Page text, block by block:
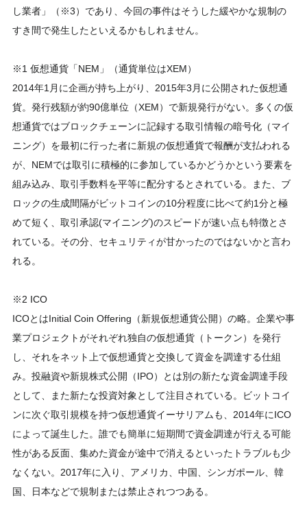
し業者」（※3）であり、今回の事件はそうした緩やかな規制の
すき間で発生したといえるかもしれません。
※1 仮想通貨「NEM」（通貨単位はXEM）
2014年1月に企画が持ち上がり、2015年3月に公開された仮想通
貨。発行残額が約90億単位（XEM）で新規発行がない。多くの仮
想通貨ではブロックチェーンに記録する取引情報の暗号化（マイ
ニング）を最初に行った者に新規の仮想通貨で報酬が支払われる
が、NEMでは取引に積極的に参加しているかどうかという要素を
組み込み、取引手数料を平等に配分するとされている。また、ブ
ロックの生成間隔がビットコインの10分程度に比べて約1分と極
めて短く、取引承認(マイニング)のスピードが速い点も特徴とさ
れている。その分、セキュリティが甘かったのではないかと言わ
れる。
※2 ICO
ICOとはInitial Coin Offering（新規仮想通貨公開）の略。企業や事
業プロジェクトがそれぞれ独自の仮想通貨（トークン）を発行
し、それをネット上で仮想通貨と交換して資金を調達する仕組
み。投融資や新規株式公開（IPO）とは別の新たな資金調達手段
として、また新たな投資対象として注目されている。ビットコイ
ンに次ぐ取引規模を持つ仮想通貨イーサリアムも、2014年にICO
によって誕生した。誰でも簡単に短期間で資金調達が行える可能
性がある反面、集めた資金が途中で消えるといったトラブルも少
なくない。2017年に入り、アメリカ、中国、シンガポール、韓
国、日本などで規制または禁止されつつある。